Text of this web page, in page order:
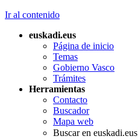
Ir al contenido
euskadi.eus
Página de inicio
Temas
Gobierno Vasco
Trámites
Herramientas
Contacto
Buscador
Mapa web
Buscar en euskadi.eus